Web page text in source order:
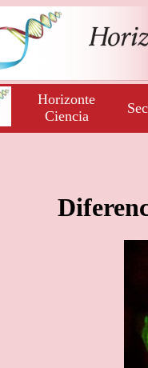
Horizonte
Ciencia